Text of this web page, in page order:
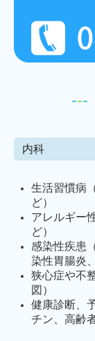
---
内科
生活習慣病
ど）
アレルギー
ど）
感染性疾患
染性胃腸炎
狭心症や不
図）
健康診断、
チン、高齢